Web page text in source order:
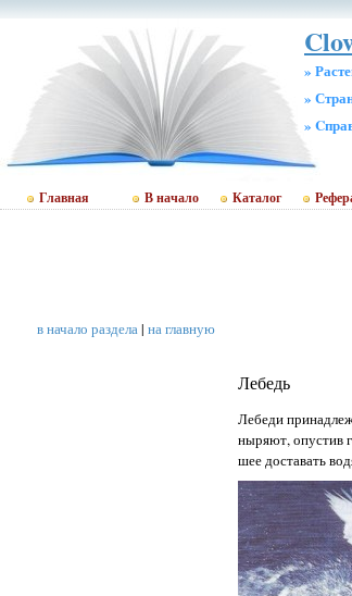
»
»
»
Главная В начало Каталог
в начало раздела| на главную
Лебедь
Лебеди
ныряют, опустив
шее доставать